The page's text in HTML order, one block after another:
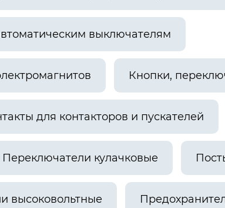
выключателям
Кнопки,
для контакторов и пускателей
Переключатели кулачковые
высоковольтные